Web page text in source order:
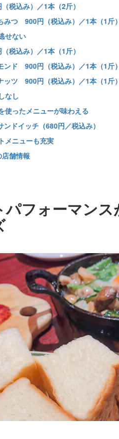
税込み）／1本（2斤）
みつ 900円（税込み）／1本（1斤）
せない
税込み）／1本（1斤）
ンド 900円（税込み）／1本（1斤）
ッツ 900円（税込み）／1本（1斤）
なし
使ったメニューが味わえる
ンドイッチ（680円／税込み）
メニューも充実
舗情報
フォーマン